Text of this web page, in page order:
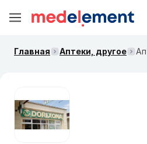
Главная Аптеки, другое